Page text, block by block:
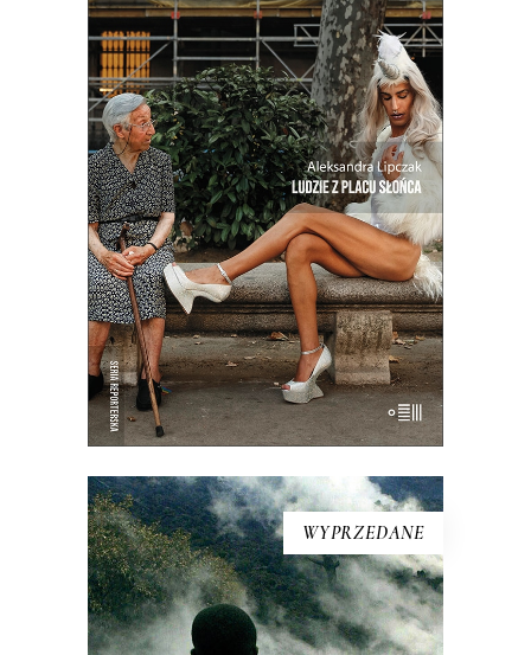
E-BOOK DO KOSZYKA
LUDZIE Z PLACU SŁOŃCA
Intymny portret kraju na rozdrożu.
Miejsca, w którym coś się skończyło, a
nowe jeszcze nie zaczęło. Reportaże o
Hiszpanii z krwi i kości, a nie z
turystycznego folderu.
39.00zł 19.50zł
WYPRZEDANE
MARTWA DOLINA